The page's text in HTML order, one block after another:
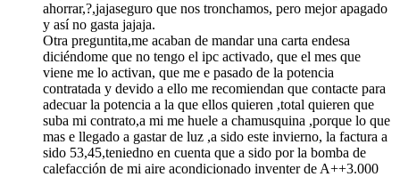
ahorrar,?,jajaseguro que nos tronchamos, pero mejor apagado
y así no gasta jajaja.
Otra preguntita,me acaban de mandar una carta endesa
diciéndome que no tengo el ipc activado, que el mes que
viene me lo activan, que me e pasado de la potencia
contratada y devido a ello me recomiendan que contacte para
adecuar la potencia a la que ellos quieren ,total quieren que
suba mi contrato,a mi me huele a chamusquina ,porque lo que
mas e llegado a gastar de luz ,a sido este invierno, la factura a
sido 53,45,teniedno en cuenta que a sido por la bomba de
calefacción de mi aire acondicionado inventer de A++3.000